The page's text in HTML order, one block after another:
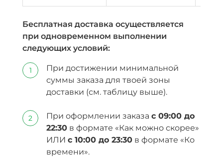
Бесплатная доставка осуществляется
при одновременном выполнении
следующих условий:
При достижении минимальной
суммы заказа для твоей зоны
доставки (см. таблицу выше).
При оформлении заказа с 09:00 до
22:30 в формате «Как можно скорее»
ИЛИ с 10:00 до 23:30 в формате «Ко
времени».